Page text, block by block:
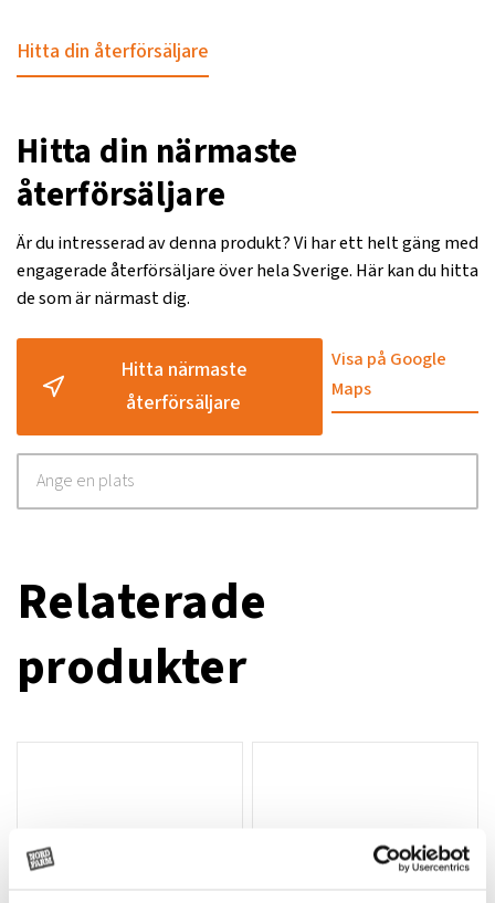
Hitta din återförsäljare
Hitta din närmaste
återförsäljare
Är du intresserad av denna produkt? Vi har ett helt gäng med
engagerade återförsäljare över hela Sverige. Här kan du hitta
de som är närmast dig.
Hitta närmaste
återförsäljare
Visa på Google
Maps
Relaterade
produkter